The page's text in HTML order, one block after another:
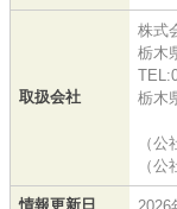
取扱会社
株式
栃木
栃木
（
（
情報更新日